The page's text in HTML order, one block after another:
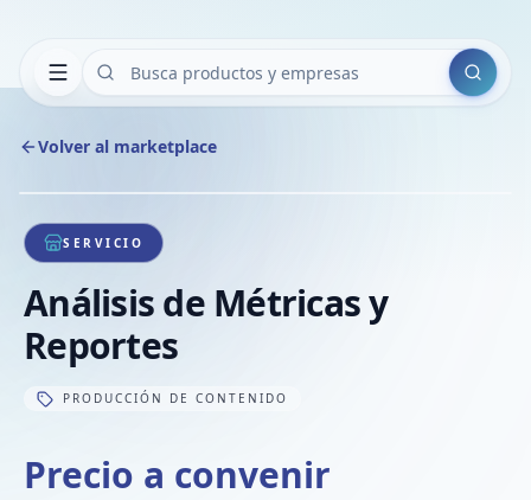
Buscar
Volver al marketplace
1/1
SERVICIO
Análisis de Métricas y
Reportes
PRODUCCIÓN DE CONTENIDO
Precio a convenir